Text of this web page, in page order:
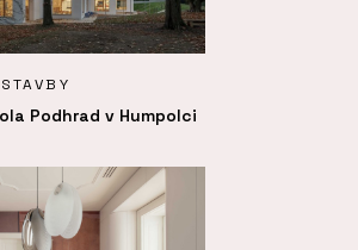
Podhrad v Humpolci